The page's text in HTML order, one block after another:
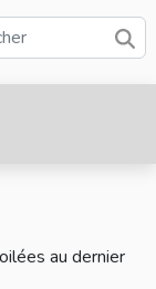
au dernier